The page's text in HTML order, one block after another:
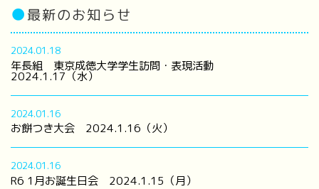
●最新のお知らせ
2024.01.18
年長組 東京成徳大学学生訪問・表現活動
2024.1.17（水）
2024.01.16
お餅つき大会 2024.1.16（火）
2024.01.16
R6 1月お誕生日会 2024.1.15（月）